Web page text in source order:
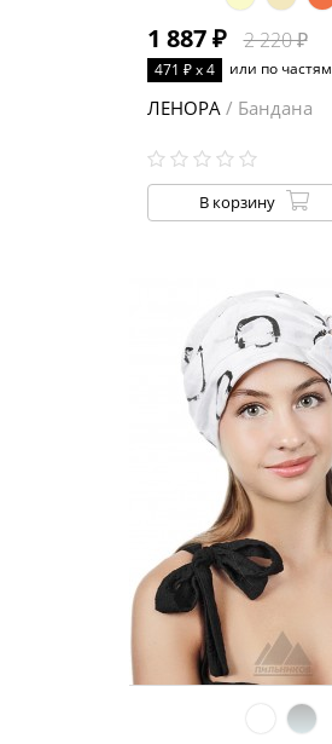
1 887 ₽ 2 220 ₽
471 ₽ x 4 или по частям
ЛЕНОРА / Бандана
В корзину